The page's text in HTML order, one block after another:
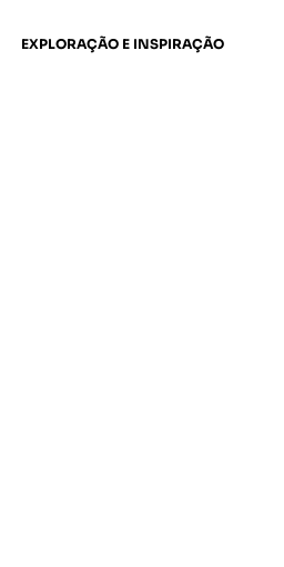
EXPLORAÇÃO E INSPIRAÇÃO